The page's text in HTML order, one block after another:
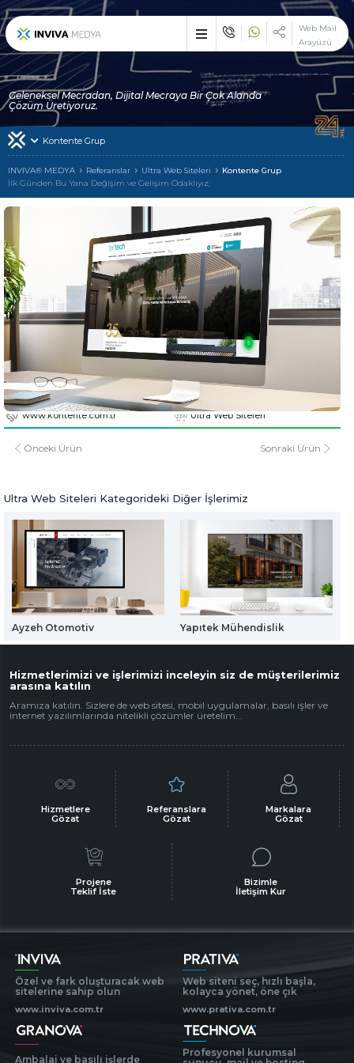
Web Mail
Arayüzü
Geleneksel Mecradan, Dijital Mecraya Bir Çok Alanda
Çözüm Üretiyoruz.
Kontente Grup
×
Etkileyici işler üreten
çözüm ortağı : INVIVA
Sektörünüzün vazgeçilemez zirve noktasında, çizgi dışı bir duruş
ile devlerle yarışmak ve çekici olmak istiyorsanız biz varız!
INVIVA
Tek Adreste
Alanında Hizmet Veren
Uzman Markalarımız
Hizmetlerimizden Yararlanan
Müşterilerimiz
INVIVA Ailesi ile
İletişime Geçin
Web Mail Arayüzü
INVIVA® MEDYA Referanslar Ultra Web Siteleri
Kontente Grup
İlk Günden Bu Yana Değişim ve Gelişim Odaklıyız;
Kontente Grup
www.kontente.com.tr
www.kontente.com.tr Ultra Web Siteleri
Önceki Ürün Sonraki Ürün
Ultra Web Siteleri Kategorideki Diğer İşlerimiz
Ayzeh Otomotiv Yapıtek Mühendislik
Hizmetlerimizi ve işlerimizi inceleyin siz de müşterilerimiz
arasına katılın
Aramıza katılın. Sizlere de web sitesi, mobil uygulamalar, basılı işler ve
internet yazılımlarında nitelikli çözümler üretelim...
Hizmetlere
Gözat
Referanslara
Gözat
Markalara
Gözat
Projene
Teklif İste
Bizimle
İletişim Kur
Özel ve fark oluşturacak web
sitelerine sahip olun
www.inviva.com.tr
Web siteni seç, hızlı başla,
kolayca yönet, öne çık
www.prativa.com.tr
Ambalaj ve basılı işlerde
Profesyonel kurumsal